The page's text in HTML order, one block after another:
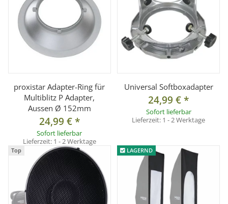
proxistar Adapter-Ring für
Multiblitz P Adapter,
Aussen Ø 152mm
24,99 €*
Sofort lieferbar
Lieferzeit: 1 - 2 Werktage
Universal Softboxadapter
24,99 €*
Sofort lieferbar
Lieferzeit: 1 - 2 Werktage
Top LAGERND